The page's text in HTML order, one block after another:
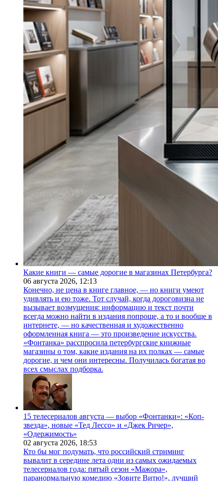
Какие книги — самые дорогие в магазинах Петербурга?
06 августа 2026, 12:13
Конечно, не цена в книге главное, — но книги умеют
удивлять и ею тоже. Тот случай, когда дороговизна не
вызывает возмущения: информацию и текст почти
всегда можно найти в издания попроще, а то и вообще в
интернете, — но качественная и художественно
оформленная книга — это произведение искусства.
«Фонтанка» расспросила петербургские книжные
магазины о том, какие издания на их полках — самые
дорогие, и чем они интересны. Получилась богатая во
всех смыслах подборка.
15 телесериалов августа — выбор «Фонтанки»: «Коп-
звезда», новые «Тед Лессо» и «Джек Ричер»,
«Одержимость»
02 августа 2026, 18:53
Кто бы мог подумать, что российский стриминг
вывалит в середине лета одни из самых ожидаемых
телесериалов года: пятый сезон «Мажора»,
паранормальную комедию «Зовите Витю!», лучший